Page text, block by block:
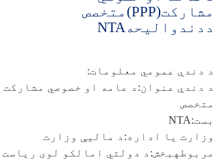
مشارکت(PPP)متخصص
ددندوالیحهNTA
د دندې عمومي معلومات:
د دندې عنوان:د عامه او خصوصي مشارکت
متخصص
بست:NTA
وزارت یا اداره:د مالیې وزارت
مربوطهبخش:د دولتي امالکو لوی ریاست